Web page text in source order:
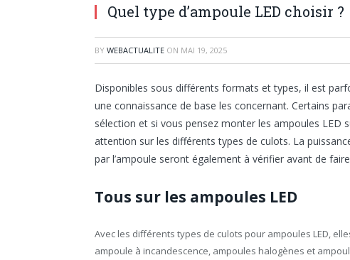
Quel type d’ampoule LED choisir ?
BY WEBACTUALITE ON MAI 19, 2025
Disponibles sous différents formats et types, il est
une connaissance de base les concernant. Certains
sélection et si vous pensez monter les ampoules LED
attention sur les différents types de culots. La
par l’ampoule seront également à vérifier avant de
Tous sur les ampoules LED
Avec les différents types de culots pour ampoules LED,
ampoule à incandescence, ampoules halogènes et